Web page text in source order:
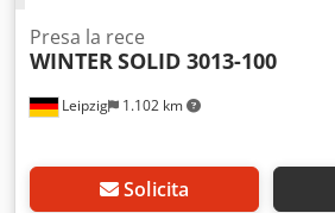
Leipzig 1.102 km
Presa la rece
WINTERSOLID 3013-100
Solicita